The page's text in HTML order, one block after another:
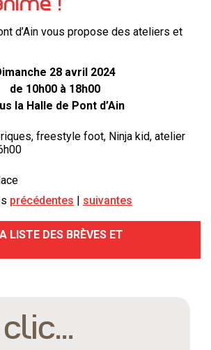
d’Ain vous propose des ateliers et
28 avril 2024
de 10h00 à 18h00
la Halle de Pont d’Ain
freestyle foot, Ninja kid, atelier
précédentes suivantes
LISTE DES BRÈVES ET